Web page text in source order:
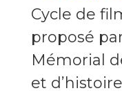
Cycle de
proposé
Mémorial
et